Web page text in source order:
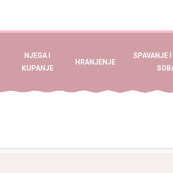
NJEGA I
KUPANJE
HRANJENJE
SPAVANJE